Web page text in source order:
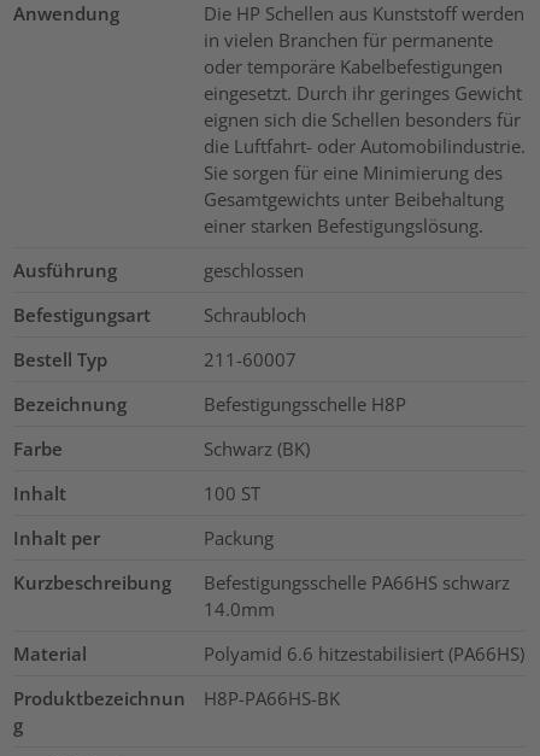
Anwendung
Die HP Schellen aus Kunststoff werden
in vielen Branchen für permanente
oder temporäre Kabelbefestigungen
eingesetzt. Durch ihr geringes Gewicht
eignen sich die Schellen besonders für
die Luftfahrt- oder Automobilindustrie.
Sie sorgen für eine Minimierung des
Gesamtgewichts unter Beibehaltung
einer starken Befestigungslösung.
Ausführung
geschlossen
Befestigungsart
Schraubloch
Bestell Typ
211-60007
Bezeichnung
Befestigungsschelle H8P
Farbe
Schwarz (BK)
Inhalt
100 ST
Inhalt per
Packung
Kurzbeschreibung
Befestigungsschelle PA66HS schwarz
14.0mm
Material
Polyamid 6.6 hitzestabilisiert (PA66HS)
Produktbezeichnun
g
H8P-PA66HS-BK